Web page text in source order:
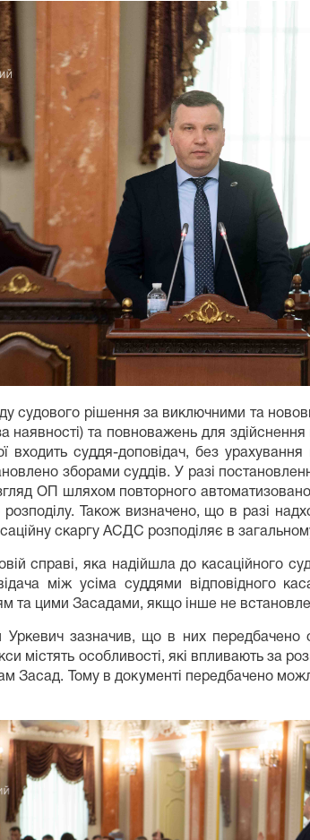
судового рішення за виключними та
наявності) та повноважень для
входить суддя-доповідач, без
зборами суддів. У разі
ОП шляхом повторного
розподілу. Також визначено, що в разі
скаргу АСДС розподіляє в
справі, яка надійшла до касаційного
між усіма суддями відповідного
та цими Засадами, якщо інше не
зазначив, що в них передбачено
містять особливості, які впливають за
Тому в документі передбачено